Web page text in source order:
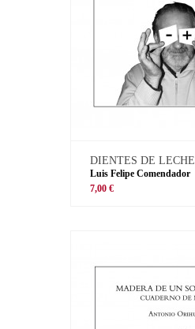
DIENTES DE LECHE
Luis Felipe Comendador
7,00 €